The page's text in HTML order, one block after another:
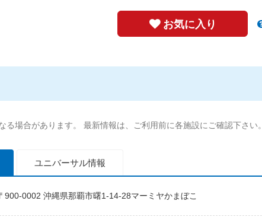
お気に入り
場合があります。 最新情報は、ご利用前に各施設にご確認下さい。
ユニバーサル情報
900-0002 沖縄県那覇市曙1-14-28マーミヤかまぼこ